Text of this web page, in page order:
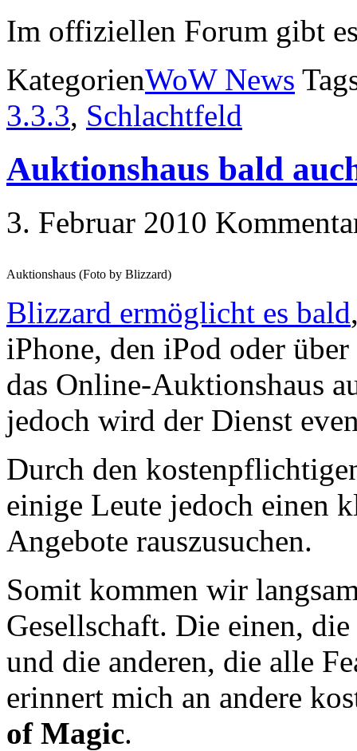
Im offiziellen Forum gibt
KategorienWoW News
3.3.3, Schlachtfeld
Auktionshaus bald
3. Februar 2010
Auktionshaus (Foto by Blizzard)
Blizzard ermöglicht es bald
iPhone, den iPod oder
das Online-Auktionshaus
jedoch wird der Dienst
Durch den
einige Leute jedoch einen
Angebote rauszusuchen.
Somit kommen wir
Gesellschaft. Die einen,
und die anderen, die alle
erinnert mich an andere
of Magic.